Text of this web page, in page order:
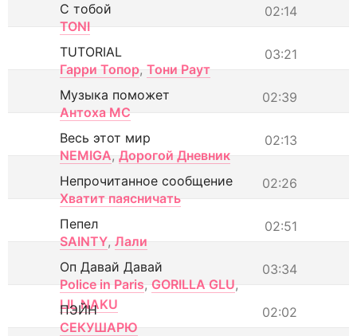
02:14
С тобой
TONI
03:21
TUTORIAL
Гарри Топор, Тони Раут
02:39
Музыка поможет
Антоха МС
02:13
Весь этот мир
NEMIGA, Дорогой Дневник
02:26
Непрочитанное сообщение
Хватит паясничать
02:51
Пепел
SAINTY, Лали
03:34
Оп Давай Давай
Police in Paris, GORILLA GLU,
LIL NAKU
02:02
ПЭЙН
СЕКУШАРЮ